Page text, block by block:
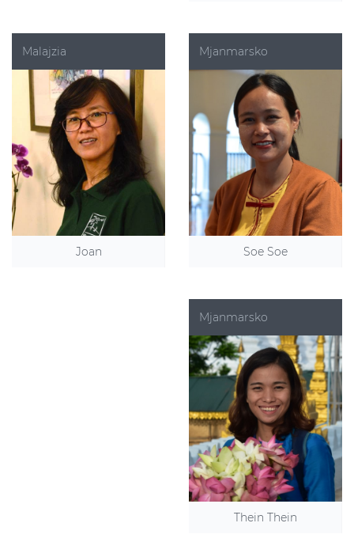
Joan
Malajzia
Soe Soe
Mjanmarsko
Thein Thein
Mjanmarsko